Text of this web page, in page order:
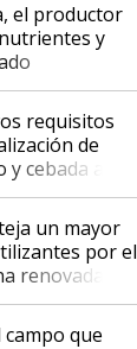
el productor
y
requisitos
de
cebada a
un mayor
por el
renovada
productores”
que